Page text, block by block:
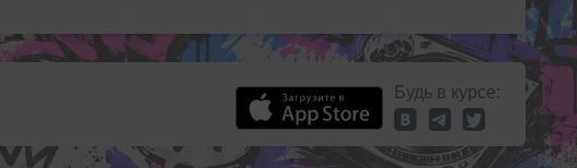
Будь в курсе: